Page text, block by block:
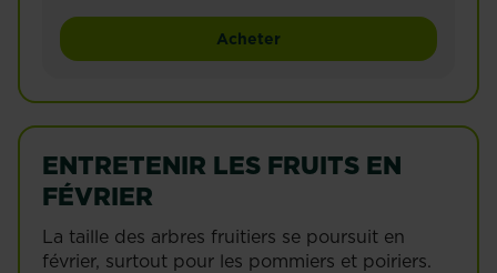
Format adapté à un carré potager (environ 1,5m²)
Il permet de protéger les fruits et légumes des
Acheter Naturen® Paillage Carré
ENTRETENIR LES FRUITS EN
FÉVRIER
La taille des arbres fruitiers se poursuit en
février, surtout pour les pommiers et poiriers.